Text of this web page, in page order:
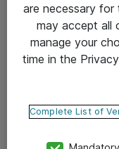
eShop Info
Yleiset ohjeet
Takuu- ja huolto-
Tietosuojakäytäntö
are necessary
may accept all
manage your
time in the
Complete List of